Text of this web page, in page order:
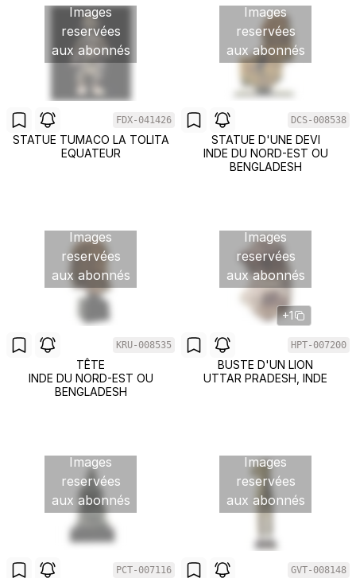
Images
reservées
aux abonnés
FDX-041426
STATUE TUMACO LA TOLITA
EQUATEUR
Images
reservées
aux abonnés
DCS-008538
STATUE D'UNE DEVI
INDE DU NORD-EST OU
BENGLADESH
Images
reservées
aux abonnés
KRU-008535
TÊTE
INDE DU NORD-EST OU
BENGLADESH
Images
reservées
aux abonnés
+1
HPT-007200
BUSTE D'UN LION
UTTAR PRADESH, INDE
Images
reservées
aux abonnés
PCT-007116
Images
reservées
aux abonnés
GVT-008148